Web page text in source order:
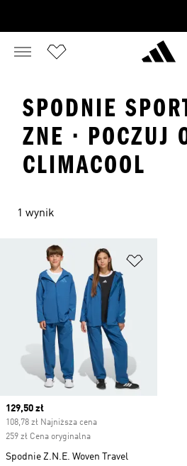
SPODNIE
ZNE · POCZUJ
CLIMACOOL
1 wynik
Current price
129,50 zł
108,78 zł Najniższa cena
259 zł Cena oryginalna
Spodnie Z.N.E. Woven Travel